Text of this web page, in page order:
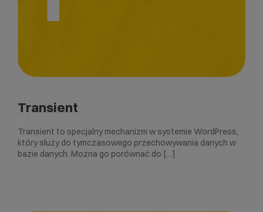
Transient
Transient to specjalny mechanizm w systemie WordPress,
który służy do tymczasowego przechowywania danych w
bazie danych. Można go porównać do […]